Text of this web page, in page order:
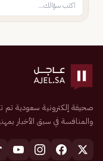
والمنافسة في سبق الأخبار